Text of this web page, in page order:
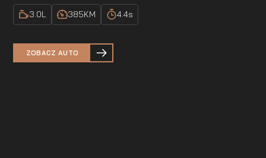
3.0L 385KM 4.4s
ZOBACZ AUTO